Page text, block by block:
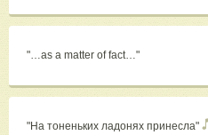
"…as a matter of fact…"
"На тоненьких ладонях принесла"